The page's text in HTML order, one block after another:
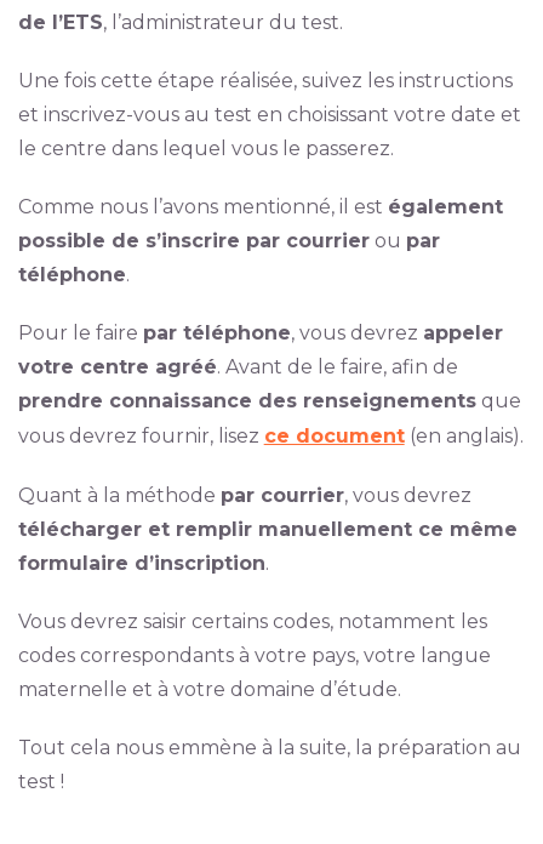
de l’ETS, l’administrateur du test.
Une fois cette étape réalisée, suivez les instructions
et inscrivez-vous au test en choisissant votre date et
le centre dans lequel vous le passerez.
Comme nous l’avons mentionné, il est également
possible de s’inscrire par courrierou par
téléphone.
Pour le faire par téléphone, vous devrez appeler
votre centre agréé. Avant de le faire, afin de
prendre connaissance des renseignementsque
vous devrez fournir, lisez ce document(en anglais).
Quant à la méthode par courrier, vous devrez
télécharger et remplir manuellement ce même
formulaire d’inscription.
Vous devrez saisir certains codes, notamment les
codes correspondants à votre pays, votre langue
maternelle et à votre domaine d’étude.
Tout cela nous emmène à la suite, la préparation au
test !